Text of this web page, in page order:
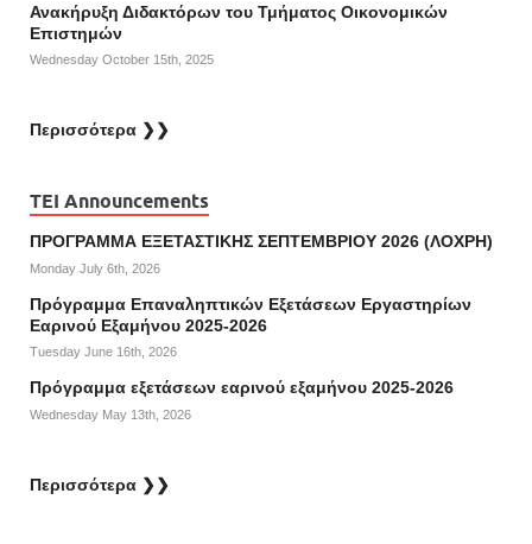
Ανακήρυξη Διδακτόρων του Τμήματος Οικονομικών
Επιστημών
Wednesday October 15th, 2025
Περισσότερα ❯❯
TEI Announcements
ΠΡΟΓΡΑΜΜΑ ΕΞΕΤΑΣΤΙΚΗΣ ΣΕΠΤΕΜΒΡΙΟΥ 2026 (ΛΟΧΡΗ)
Monday July 6th, 2026
Πρόγραμμα Επαναληπτικών Εξετάσεων Εργαστηρίων
Εαρινού Εξαμήνου 2025-2026
Tuesday June 16th, 2026
Πρόγραμμα εξετάσεων εαρινού εξαμήνου 2025-2026
Wednesday May 13th, 2026
Περισσότερα ❯❯